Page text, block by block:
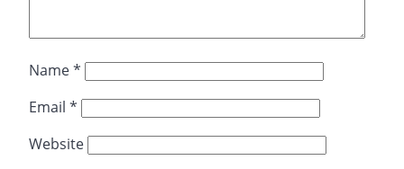
Name*
Email *
Website